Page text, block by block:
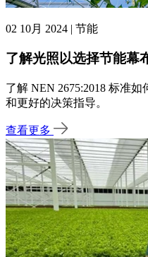
02 10月 2024 | 节能
了解光照以选择节能幕
了解 NEN 2675:2018 标准
和更好的决策指导。
查看更多